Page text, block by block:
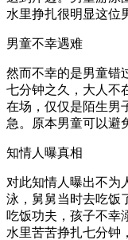
水里挣扎很明显这位
男童不幸遇难
然而不幸的是男童错
七分钟之久，大人不
在场，仅仅是陌生男
急。原本男童可以避
知情人曝真相
对此知情人曝出不为
泳，舅舅当时去吃饭
吃饭功夫，孩子不幸
水里苦苦挣扎七分钟